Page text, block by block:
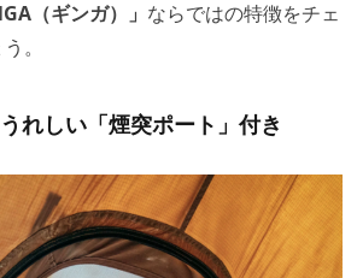
（ギンガ）」 ならではの特徴をチェ
。
れしい「煙突ポート」付き